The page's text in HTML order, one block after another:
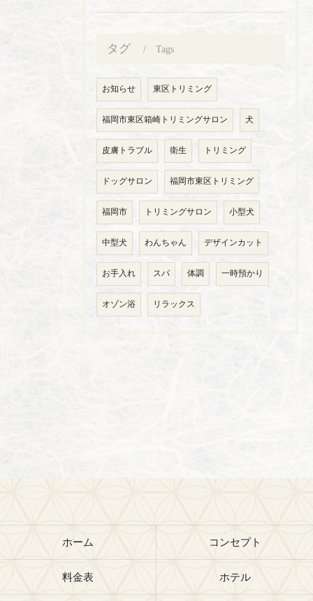
タグ Tags
お知らせ 東区トリミング
福岡市東区箱崎トリミングサロン 犬
皮膚トラブル 衛生 トリミング
ドッグサロン 福岡市東区トリミング
福岡市 トリミングサロン 小型犬
中型犬 わんちゃん デザインカット
お手入れ スパ 体調 一時預かり
オゾン浴 リラックス
ホーム コンセプト
料金表 ホテル